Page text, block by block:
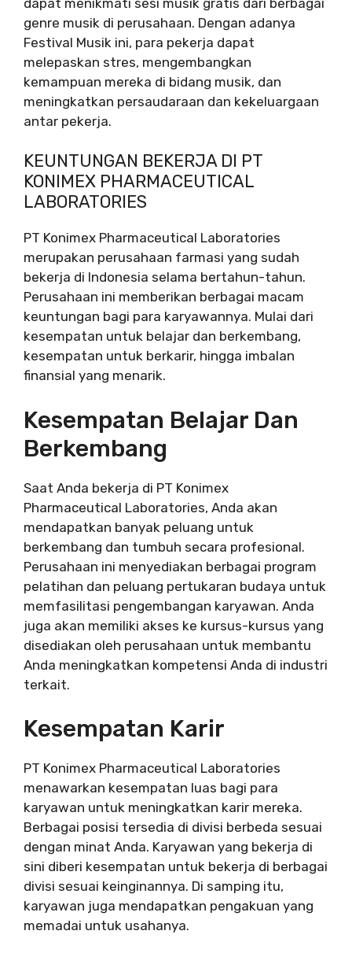
genre musik di perusahaan. Dengan adanya
Festival Musik ini, para pekerja dapat
melepaskan stres, mengembangkan
kemampuan mereka di bidang musik, dan
meningkatkan persaudaraan dan kekeluargaan
antar pekerja.
KEUNTUNGAN BEKERJA DI PT
KONIMEX PHARMACEUTICAL
LABORATORIES
PT Konimex Pharmaceutical Laboratories
merupakan perusahaan farmasi yang sudah
bekerja di Indonesia selama bertahun-tahun.
Perusahaan ini memberikan berbagai macam
keuntungan bagi para karyawannya. Mulai dari
kesempatan untuk belajar dan berkembang,
kesempatan untuk berkarir, hingga imbalan
finansial yang menarik.
Kesempatan Belajar Dan
Berkembang
Saat Anda bekerja di PT Konimex
Pharmaceutical Laboratories, Anda akan
mendapatkan banyak peluang untuk
berkembang dan tumbuh secara profesional.
Perusahaan ini menyediakan berbagai program
pelatihan dan peluang pertukaran budaya untuk
memfasilitasi pengembangan karyawan. Anda
juga akan memiliki akses ke kursus-kursus yang
disediakan oleh perusahaan untuk membantu
Anda meningkatkan kompetensi Anda di industri
terkait.
Kesempatan Karir
PT Konimex Pharmaceutical Laboratories
menawarkan kesempatan luas bagi para
karyawan untuk meningkatkan karir mereka.
Berbagai posisi tersedia di divisi berbeda sesuai
dengan minat Anda. Karyawan yang bekerja di
sini diberi kesempatan untuk bekerja di berbagai
divisi sesuai keinginannya. Di samping itu,
karyawan juga mendapatkan pengakuan yang
memadai untuk usahanya.